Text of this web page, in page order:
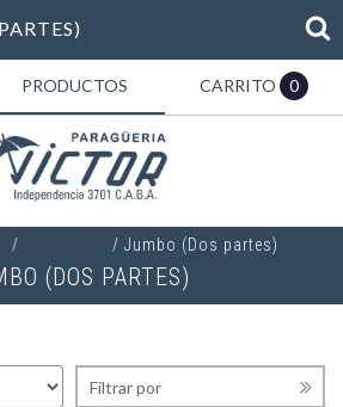
PRODUCTOS CARRITO 0
/ Caballeros / Jumbo (Dos partes)
(DOS PARTES)
Filtrar por